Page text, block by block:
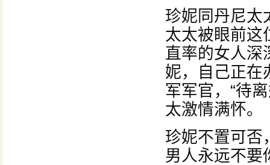
珍妮同丹尼太
太太被眼前这
直率的女人深
妮，自己正在
军军官，“待
太激情满怀。
珍妮不置可否
男人永远不要